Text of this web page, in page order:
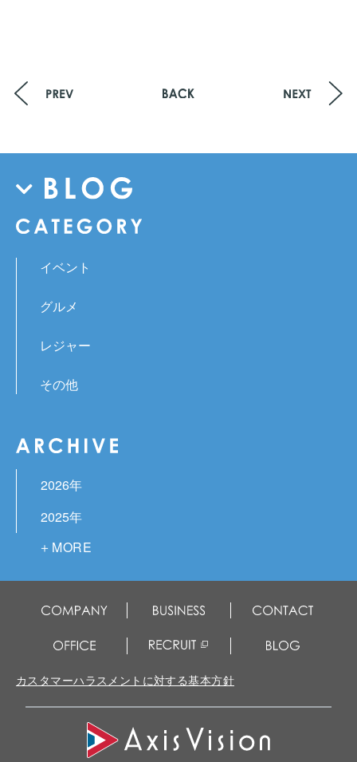
イベント
グルメ
レジャー
その他
2026年
2025年
2024年
2023年
2022年
2021年
2020年
2019年
カスタマーハラスメントに対する基本方針